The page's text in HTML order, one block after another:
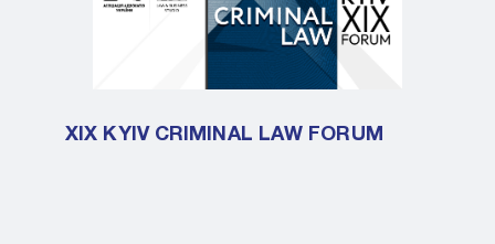
XIX KYIV CRIMINAL LAW FORUM